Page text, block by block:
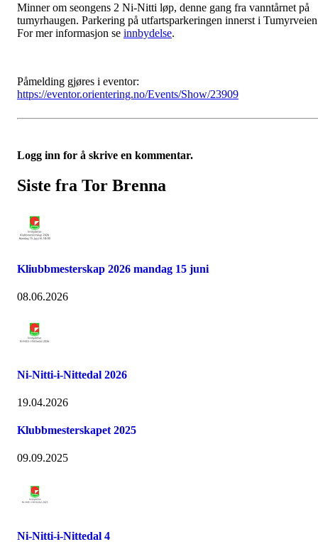
Minner om seongens 2 Ni-Nitti løp, denne gang fra vanntårnet på
tumyrhaugen. Parkering på utfartsparkeringen innerst i
For mer informasjon se innbydelse.
Påmelding gjøres i eventor:
https://eventor.orientering.no/Events/Show/23909
Logg inn for å skrive en kommentar.
Siste fra Tor Brenna
Kliubbmesterskap 2026 mandag 15 juni
08.06.2026
Ni-Nitti-i-Nittedal 2026
19.04.2026
Klubbmesterskapet 2025
09.09.2025
Ni-Nitti-i-Nittedal 4